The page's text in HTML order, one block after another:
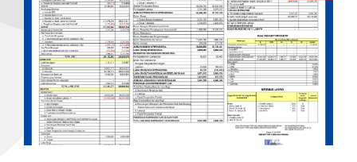
Laporan Keuangan
Galeri
Kontak